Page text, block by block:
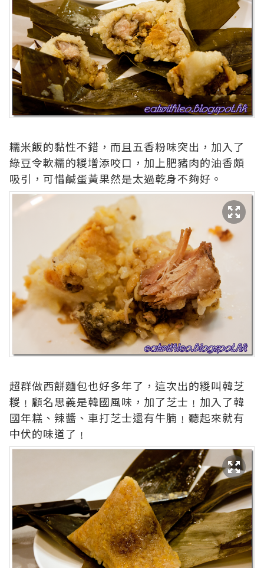
糯米飯的黏性不錯，而且五香粉味突出，加入了
綠豆令軟糯的糉增添咬口，加上肥豬肉的油香頗
吸引，可惜鹹蛋黃果然是太過乾身不夠好。
超群做西餅麵包也好多年了，這次出的糉叫韓芝
糉﹗顧名思義是韓國風味，加了芝士﹗加入了韓
國年糕、辣醬、車打芝士還有牛腩﹗聽起來就有
中伏的味道了﹗